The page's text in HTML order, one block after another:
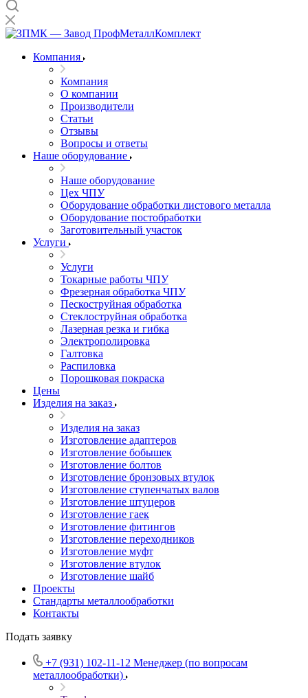
Компания
Компания
О компании
Производители
Статьи
Отзывы
Вопросы и ответы
Наше оборудование
Наше оборудование
Цех ЧПУ
Оборудование обработки листового металла
Оборудование постобработки
Заготовительный участок
Услуги
Услуги
Токарные работы ЧПУ
Фрезерная обработка ЧПУ
Пескоструйная обработка
Стеклоструйная обработка
Лазерная резка и гибка
Электрополировка
Галтовка
Распиловка
Порошковая покраска
Цены
Изделия на заказ
Изделия на заказ
Изготовление адаптеров
Изготовление бобышек
Изготовление болтов
Изготовление бронзовых втулок
Изготовление ступенчатых валов
Изготовление штуцеров
Изготовление гаек
Изготовление фитингов
Изготовление переходников
Изготовление муфт
Изготовление втулок
Изготовление шайб
Проекты
Стандарты металлообработки
Контакты
Подать заявку
+7 (931) 102-11-12 Менеджер (по вопросам
металлообработки)